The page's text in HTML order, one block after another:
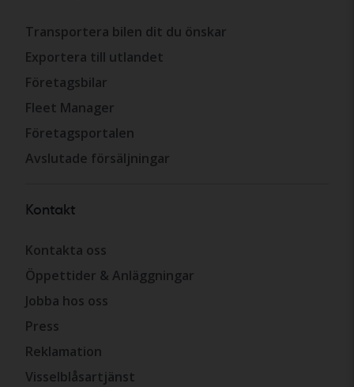
Transportera bilen dit du önskar
Exportera till utlandet
Företagsbilar
Fleet Manager
Företagsportalen
Avslutade försäljningar
Kontakt
Kontakta oss
Öppettider & Anläggningar
Jobba hos oss
Press
Reklamation
Visselblåsartjänst